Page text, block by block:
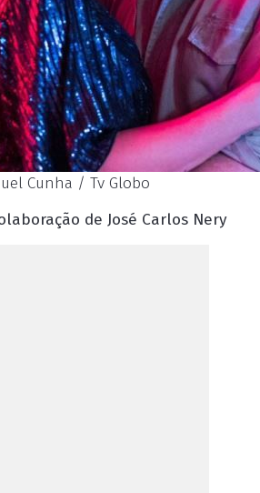
Cunha / Tv Globo
de José Carlos Nery